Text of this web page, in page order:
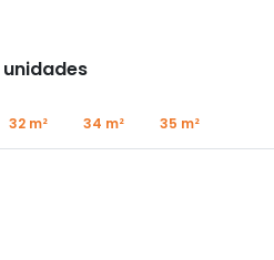
32 m² 34 m² 35 m²